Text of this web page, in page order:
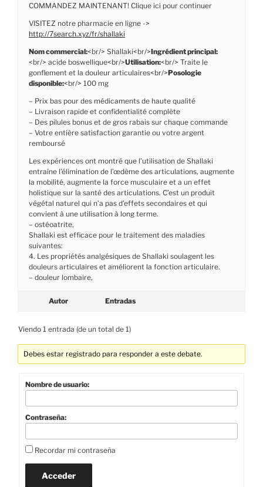
COMMANDEZ MAINTENANT! Clique ici pour continuer
VISITEZ notre pharmacie en ligne ->
http://7search.xyz/fr/shallaki
Nom commercial:<br/> Shallaki<br/>Ingrédient principal:
<br/> acide boswellique<br/>Utilisation:<br/> Traite le
gonflement et la douleur articulaires<br/>Posologie
disponible:<br/> 100 mg
– Prix bas pour des médicaments de haute qualité
– Livraison rapide et confidentialité complète
– Des pilules bonus et de gros rabais sur chaque commande
– Votre entière satisfaction garantie ou votre argent
remboursé
Les expériences ont montré que l’utilisation de Shallaki
entraîne l’élimination de l’œdème des articulations, augmente
la mobilité, augmente la force musculaire et a un effet
holistique sur la santé des articulations. C’est un produit
végétal naturel qui n’a pas d’effets secondaires et qui
convient à une utilisation à long terme.
– ostéoatrite,
Shallaki est efficace pour le traitement des maladies
suivantes:
4. Les propriétés analgésiques de Shallaki soulagent les
douleurs articulaires et améliorent la fonction articulaire.
– douleur lombaire,
Autor Entradas
Viendo 1 entrada (de un total de 1)
Debes estar registrado para responder a este debate.
Nombre de usuario:
Contraseña:
Recordar mi contraseña
Acceder